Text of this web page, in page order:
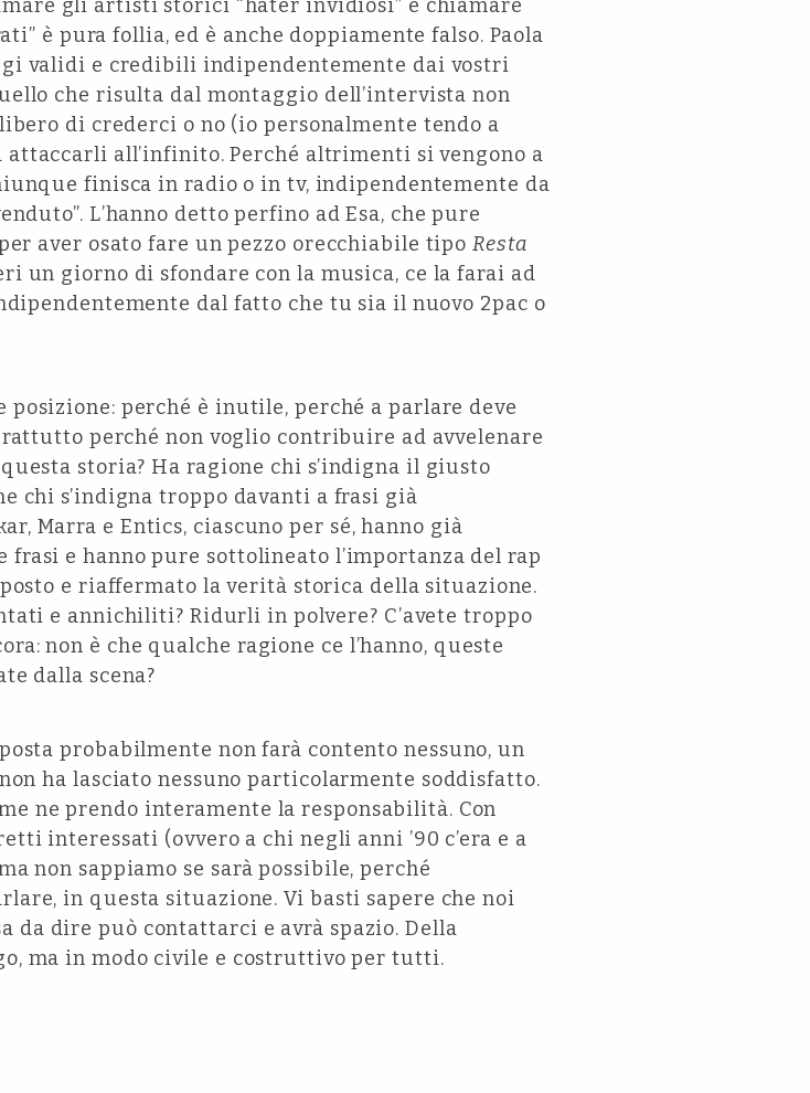
gli artisti storici “hater invidiosi” e chiamare
è pura follia, ed è anche doppiamente falso. Paola
validi e credibili indipendentemente dai vostri
che risulta dal montaggio dell’intervista non
di crederci o no (io personalmente tendo a
attaccarli all’infinito. Perché altrimenti si vengono a
finisca in radio o in tv, indipendentemente da
L’hanno detto perfino ad Esa, che pure
aver osato fare un pezzo orecchiabile tipoResta
un giorno di sfondare con la musica, ce la farai ad
dal fatto che tu sia il nuovo 2pac o
perché è inutile, perché a parlare deve
perché non voglio contribuire ad avvelenare
storia? Ha ragione chi s’indigna il giusto
chi s’indigna troppo davanti a frasi già
Marra e Entics, ciascuno per sé, hanno già
frasi e hanno pure sottolineato l’importanza del rap
e riaffermato la verità storica della situazione.
e annichiliti? Ridurli in polvere? C’avete troppo
non è che qualche ragione ce l’hanno, queste
dalla scena?
probabilmente non farà contento nessuno, un
ha lasciato nessuno particolarmente soddisfatto.
ne prendo interamente la responsabilità. Con
interessati (ovvero a chi negli anni ’90 c’era e a
non sappiamo se sarà possibile, perché
in questa situazione. Vi basti sapere che noi
da dire può contattarci e avrà spazio. Della
ma in modo civile e costruttivo per tutti.